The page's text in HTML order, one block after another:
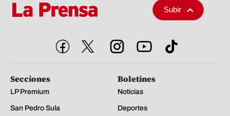
Subir
Secciones
LP Premium
San Pedro Sula
Boletines
Noticias
Deportes